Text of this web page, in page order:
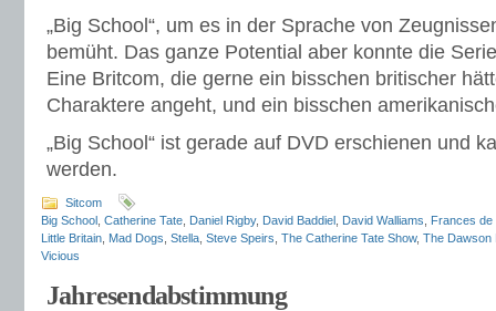
„Big School“, um es in der Sprache von
bemüht. Das ganze Potential aber konnte die
Eine Britcom, die gerne ein bisschen britischer
Charaktere angeht, und ein bisschen
„Big School“ ist gerade auf DVD erschienen und
werden.
Sitcom
Big School Catherine Tate Daniel Rigby, David Baddiel David Walliams
Frances de
Little Britain Mad Dogs Stella Steve Speirs The Catherine Tate Show, The Dawson
Vicious
Jahresendabstimmung